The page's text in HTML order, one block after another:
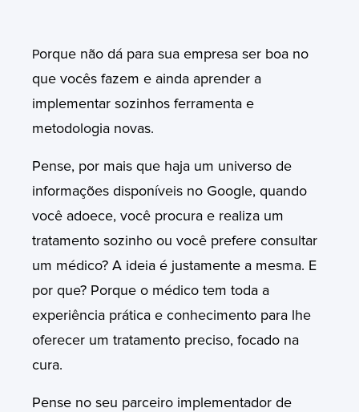
Porque não dá para sua empresa ser boa no
que vocês fazem e ainda aprender a
implementar sozinhos ferramenta e
metodologia novas.
Pense, por mais que haja um universo de
informações disponíveis no Google, quando
você adoece, você procura e realiza um
tratamento sozinho ou você prefere consultar
um médico? A ideia é justamente a mesma. E
por que? Porque o médico tem toda a
experiência prática e conhecimento para lhe
oferecer um tratamento preciso, focado na
cura.
Pense no seu parceiro implementador de